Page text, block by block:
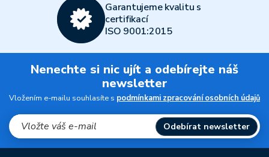
Garantujeme kvalitu s
certifikací
ISO 9001:2015
Nenechte si nic ujít a odebírejte náš
newsletter
Vložením e-mailu souhlasíte s podmínkami zpracování osobních údajů
Odebírat newsletter